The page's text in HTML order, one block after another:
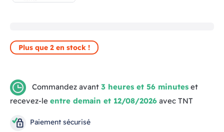
Plus que 2 en stock !
Commandez avant 3 heures et 56 minutes et
recevez-le entre demain et 12/08/2026 avec TNT
Paiement sécurisé